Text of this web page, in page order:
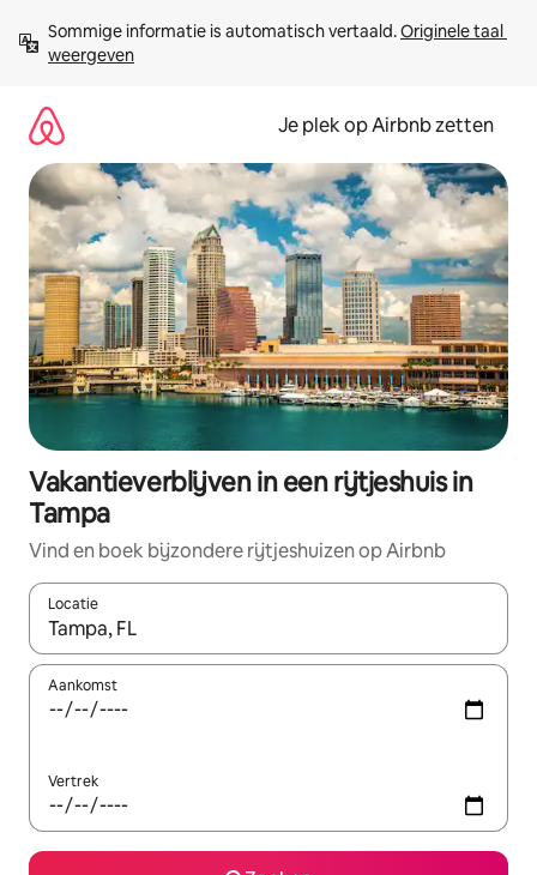
direct
naar
Sommige informatie is automatisch vertaald. Originele taal
weergeven
Je plek op Airbnb zetten
Vakantieverblijven in een rijtjeshuis in
Tampa
Vind en boek bijzondere rijtjeshuizen op Airbnb
Locatie
Wanneer er resultaten beschikbaar zijn, maak je een keuze
Aankomst
Vertrek